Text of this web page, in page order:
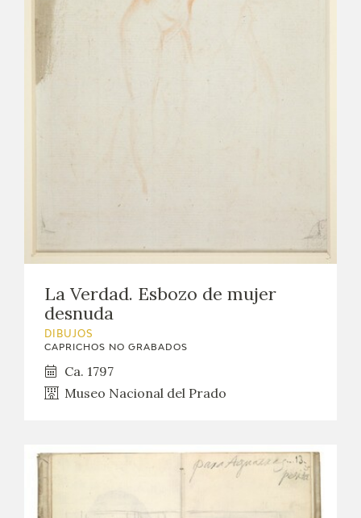
RECURSOS EDUCATIVOS
FICHAS ARASAAC
La Verdad. Esbozo de mujer
desnuda
DIBUJOS
CAPRICHOS NO GRABADOS
Ca. 1797
Museo Nacional del Prado